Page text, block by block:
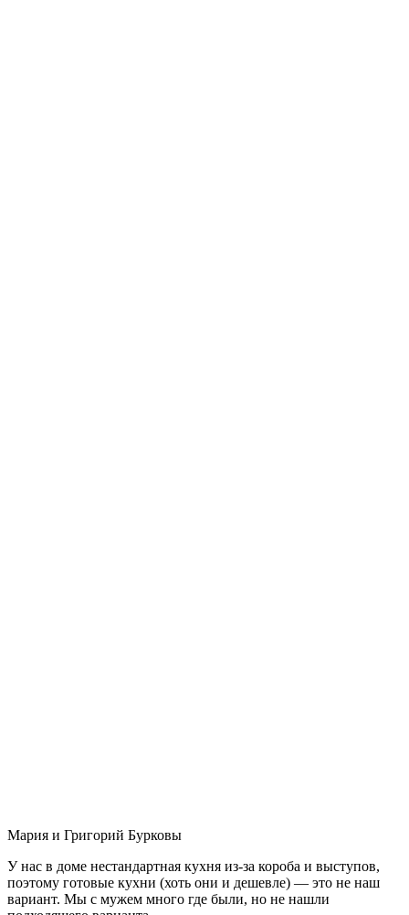
Мария и Григорий Бурковы
У нас в доме нестандартная кухня из-за короба и выступов,
поэтому готовые кухни (хоть они и дешевле) — это не наш
вариант. Мы с мужем много где были, но не нашли